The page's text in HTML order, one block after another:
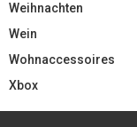
Weihnachten
Wein
Wohnaccessoires
Xbox